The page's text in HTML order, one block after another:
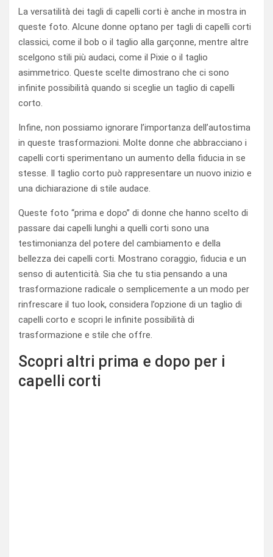
La versatilità dei tagli di capelli corti è anche in mostra in
queste foto. Alcune donne optano per tagli di capelli corti
classici, come il bob o il taglio alla garçonne, mentre altre
scelgono stili più audaci, come il Pixie o il taglio
asimmetrico. Queste scelte dimostrano che ci sono
infinite possibilità quando si sceglie un taglio di capelli
corto.
Infine, non possiamo ignorare l’importanza dell’autostima
in queste trasformazioni. Molte donne che abbracciano i
capelli corti sperimentano un aumento della fiducia in se
stesse. Il taglio corto può rappresentare un nuovo inizio e
una dichiarazione di stile audace.
Queste foto “prima e dopo” di donne che hanno scelto di
passare dai capelli lunghi a quelli corti sono una
testimonianza del potere del cambiamento e della
bellezza dei capelli corti. Mostrano coraggio, fiducia e un
senso di autenticità. Sia che tu stia pensando a una
trasformazione radicale o semplicemente a un modo per
rinfrescare il tuo look, considera l’opzione di un taglio di
capelli corto e scopri le infinite possibilità di
trasformazione e stile che offre.
Scopri altri prima e dopo per i
capelli corti